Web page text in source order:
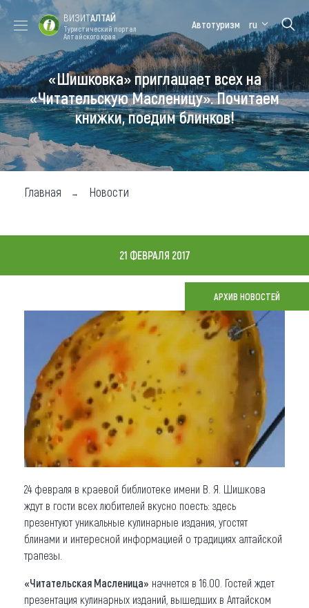
Форум VISIT
ALTAI
Цветение
маральника
Медицинский
форум
Алтайская
зимовка
Туры
Где побывать
Чем заняться
Карта
Что привезти (сувениры)
О регионе
Коллекция впечатлений
Другие рубрики
ВИЗИТАЛТАЙ
Туристический портал
Алтайского края
Автотуризм ru
«Шишковка» приглашает всех на
«Читательскую Масленицу». Почитаем
книжки, поедим блинков!
Главная Новости
21 ФЕВРАЛЯ 2017
АРХИВ НОВОСТЕЙ
24 февраля в краевой библиотеке имени В. Я. Шишкова
ждут в гости всех любителей вкусно поесть: здесь
презентуют уникальные кулинарные издания, угостят
блинами и интересной информацией о традициях алтайской
трапезы.
«Читательская Масленица» начнется в 16.00. Гостей ждет
презентация кулинарных изданий, вышедших в Алтайском